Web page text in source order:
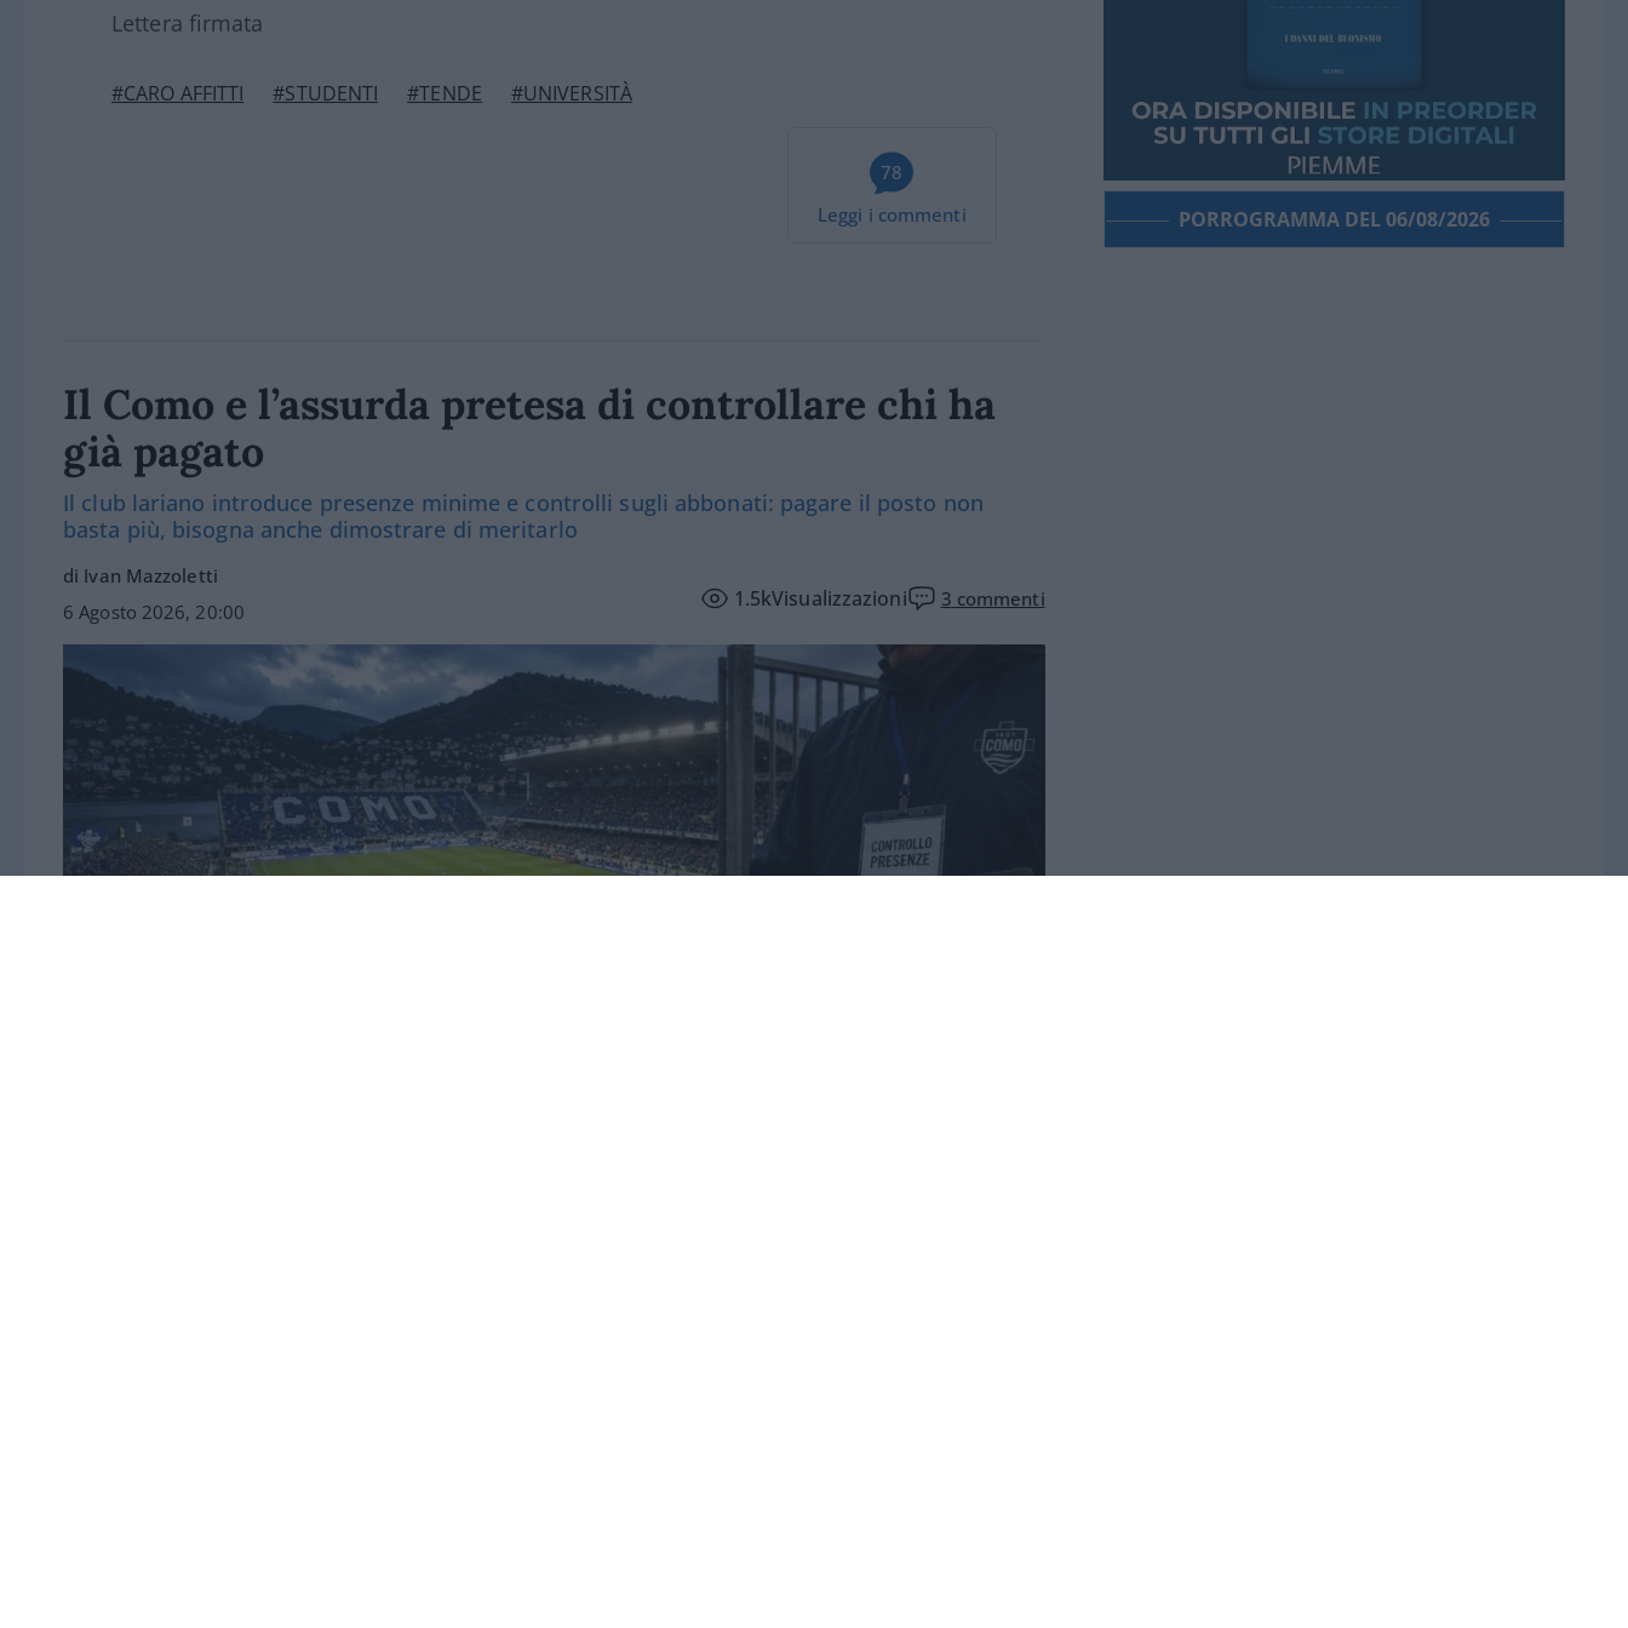
Lettera firmata
#CARO AFFITTI #STUDENTI #TENDE #UNIVERSITÀ
78
Leggi i commenti
Il Como e l’assurda pretesa di controllare chi ha
già pagato
Il club lariano introduce presenze minime e controlli sugli abbonati: pagare il posto non
basta più, bisogna anche dimostrare di meritarlo
di Ivan Mazzoletti
6 Agosto 2026, 20:00
1.5kVisualizzazioni 3 commenti
PORROGRAMMA DEL 06/08/2026